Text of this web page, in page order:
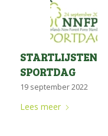
STARTLIJSTEN
SPORTDAG
19 september 2022
Lees meer